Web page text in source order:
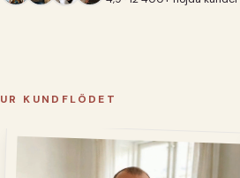
UR KUNDFLÖDET